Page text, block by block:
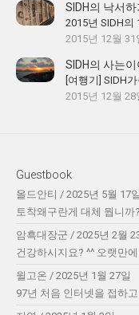
SIDH의 낙서하
2015년 SIDH의
2015년 12월 31
SIDH의 사는이
[여행기] SIDH
2015년 12월 28
Guestbook
올드안티 / 2025년 5월 17일
토착왜구란게 대체 뭡니까
암흑대장군 / 2025년 2월
건강하시지요? ^^ 오랫만
윌고온 / 2025년 1월 27일
97년 처음 인터넷을 접하